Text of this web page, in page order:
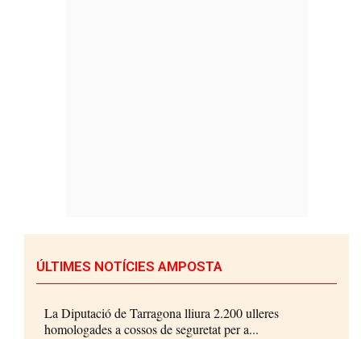
ÚLTIMES NOTÍCIES AMPOSTA
La Diputació de Tarragona lliura 2.200 ulleres
homologades a cossos de seguretat per a...